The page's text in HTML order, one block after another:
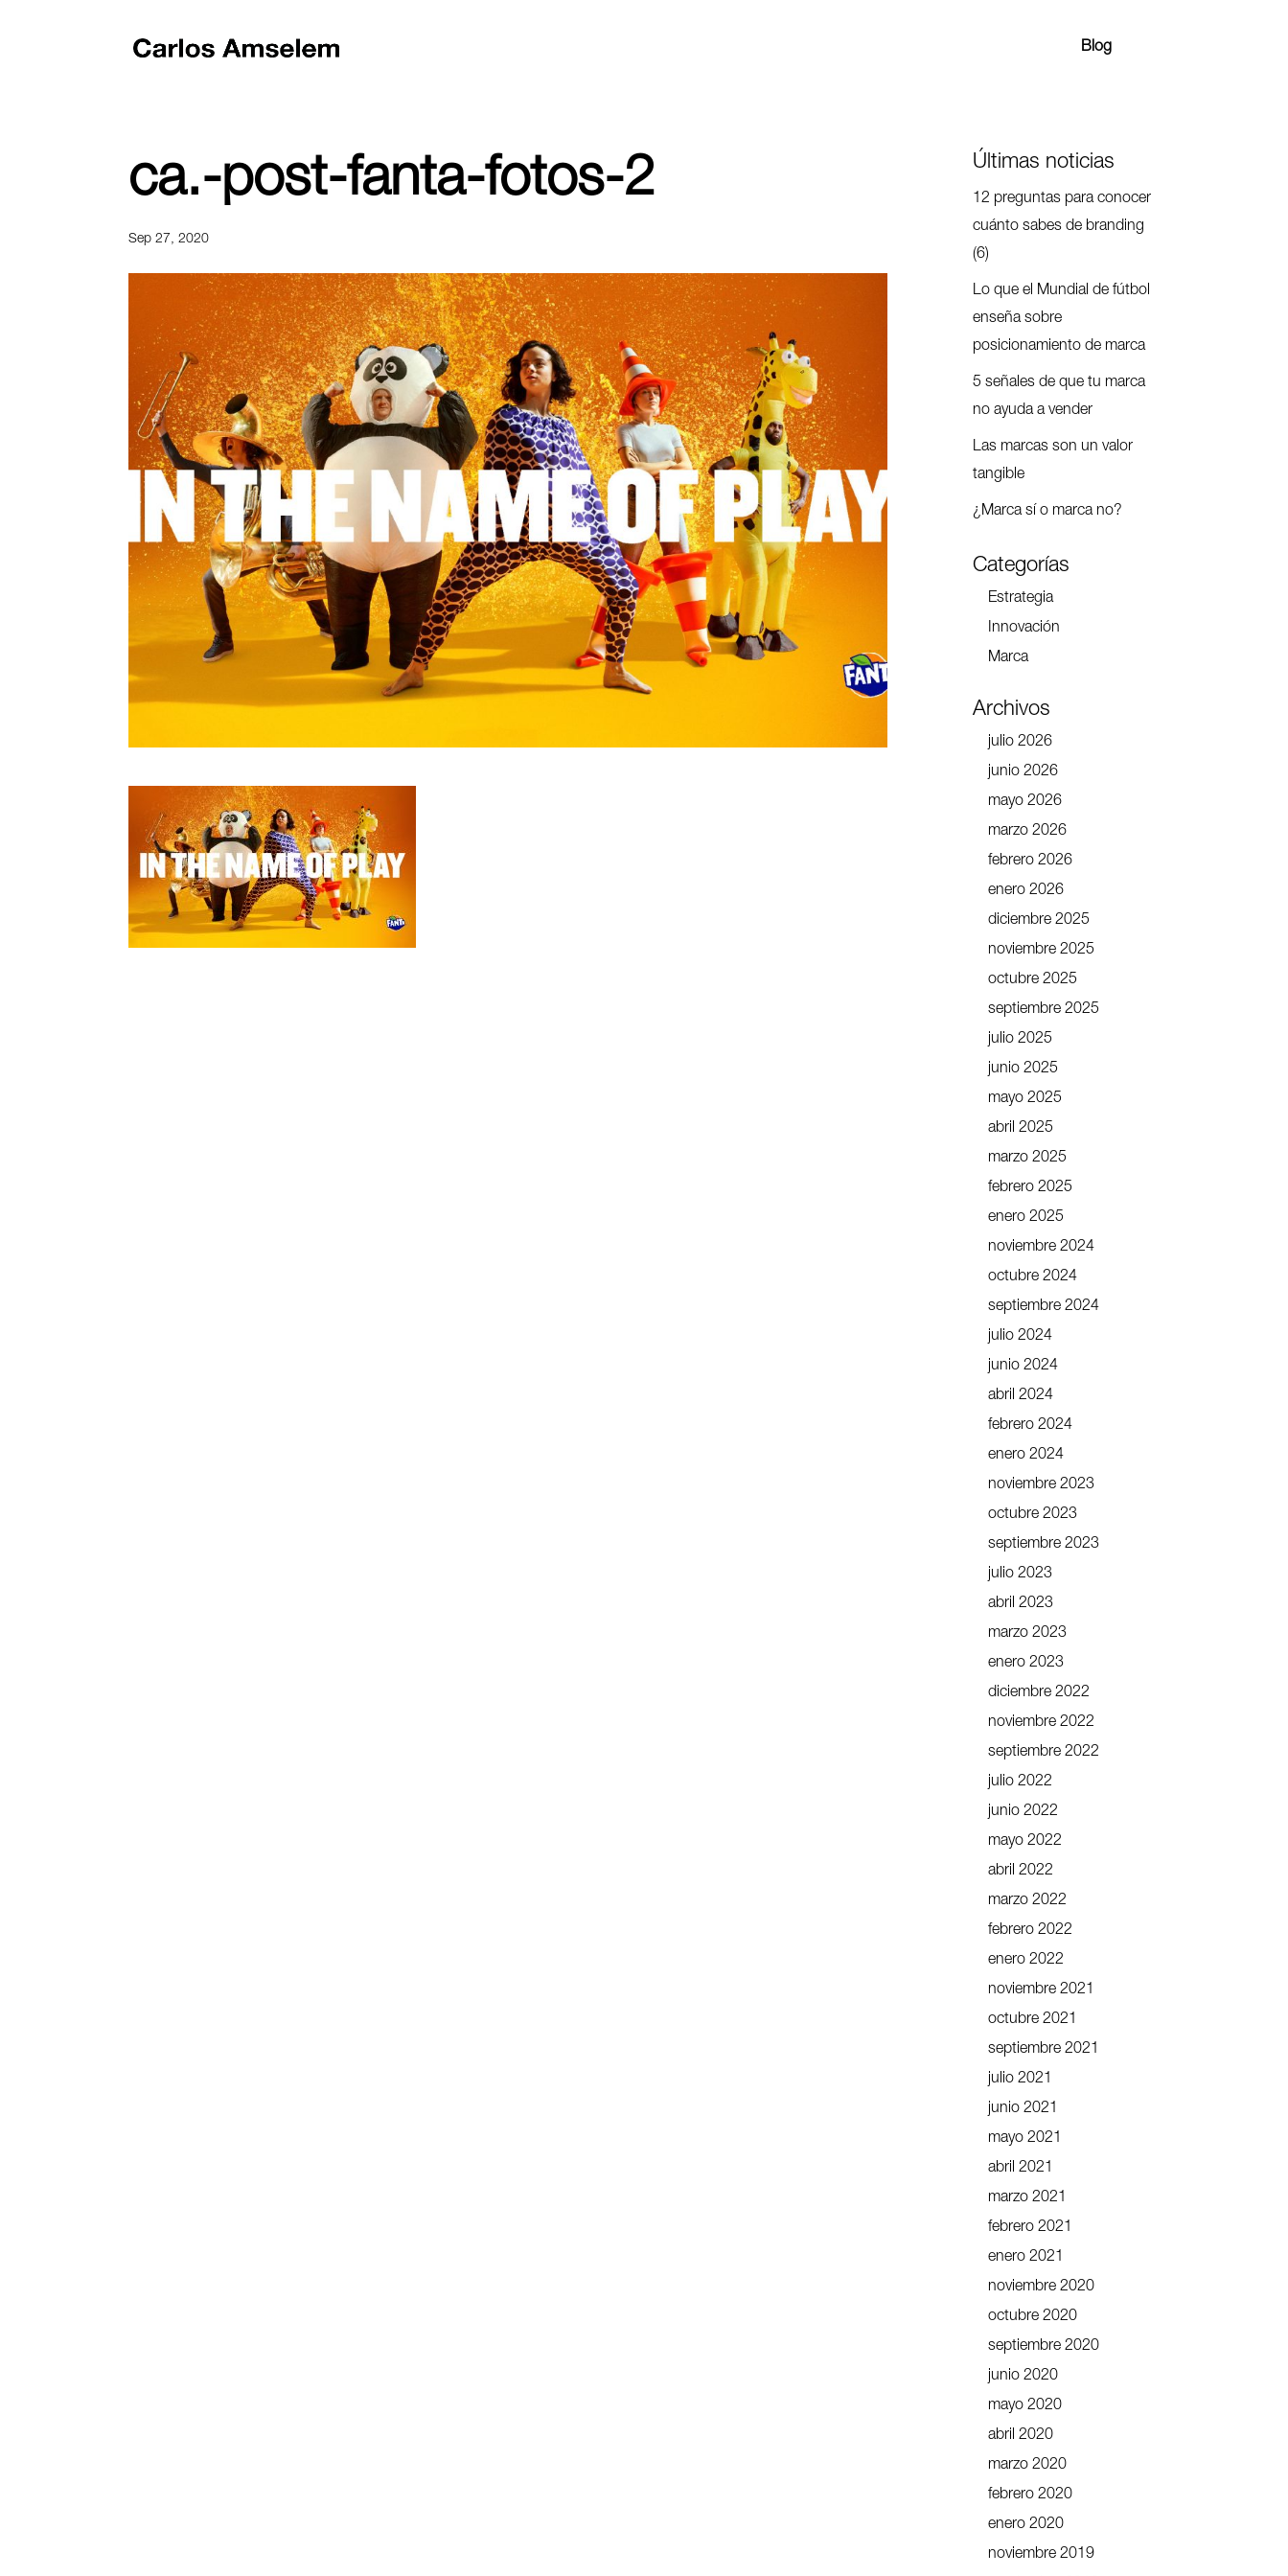
Blog
ca.-post-fanta-fotos-2
Sep 27, 2020
Últimas noticias
12 preguntas para conocer
cuánto sabes de branding
(6)
Lo que el Mundial de fútbol
enseña sobre
posicionamiento de marca
5 señales de que tu marca
no ayuda a vender
Las marcas son un valor
tangible
¿Marca sí o marca no?
Categorías
Estrategia
Innovación
Marca
Archivos
julio 2026
junio 2026
mayo 2026
marzo 2026
febrero 2026
enero 2026
diciembre 2025
noviembre 2025
octubre 2025
septiembre 2025
julio 2025
junio 2025
mayo 2025
abril 2025
marzo 2025
febrero 2025
enero 2025
noviembre 2024
octubre 2024
septiembre 2024
julio 2024
junio 2024
abril 2024
febrero 2024
enero 2024
noviembre 2023
octubre 2023
septiembre 2023
julio 2023
abril 2023
marzo 2023
enero 2023
diciembre 2022
noviembre 2022
septiembre 2022
julio 2022
junio 2022
mayo 2022
abril 2022
marzo 2022
febrero 2022
enero 2022
noviembre 2021
octubre 2021
septiembre 2021
julio 2021
junio 2021
mayo 2021
abril 2021
marzo 2021
febrero 2021
enero 2021
noviembre 2020
octubre 2020
septiembre 2020
junio 2020
mayo 2020
abril 2020
marzo 2020
febrero 2020
enero 2020
noviembre 2019